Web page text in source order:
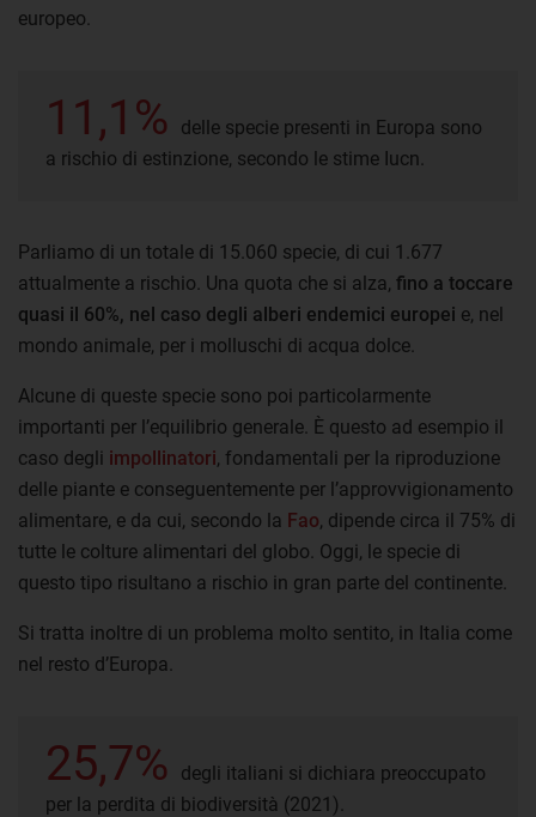
europeo.
11,1%
delle specie presenti in Europa sono
a rischio di estinzione, secondo le stime Iucn.
Parliamo di un totale di 15.060 specie, di cui 1.677
attualmente a rischio. Una quota che si alza, fino a toccare
quasi il 60%, nel caso degli alberi endemici europei e, nel
mondo animale, per i molluschi di acqua dolce.
Alcune di queste specie sono poi particolarmente
importanti per l’equilibrio generale. È questo ad esempio il
caso degli impollinatori, fondamentali per la riproduzione
delle piante e conseguentemente per l’approvvigionamento
alimentare, e da cui, secondo la Fao, dipende circa il 75% di
tutte le colture alimentari del globo. Oggi, le specie di
questo tipo risultano a rischio in gran parte del continente.
Si tratta inoltre di un problema molto sentito, in Italia come
nel resto d’Europa.
25,7%
degli italiani si dichiara preoccupato
per la perdita di biodiversità (2021).